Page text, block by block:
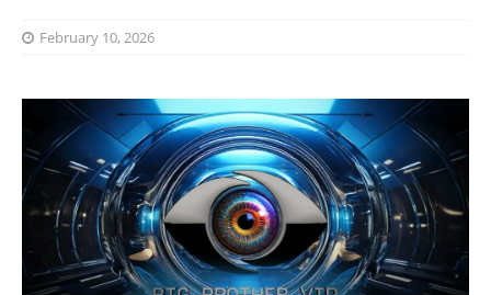
February 10, 2026